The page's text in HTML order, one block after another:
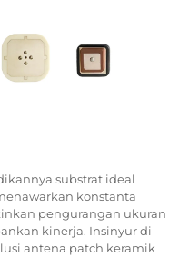
substrat ideal
konstanta
pengurangan ukuran
kinerja. Insinyur di
antena patch keramik